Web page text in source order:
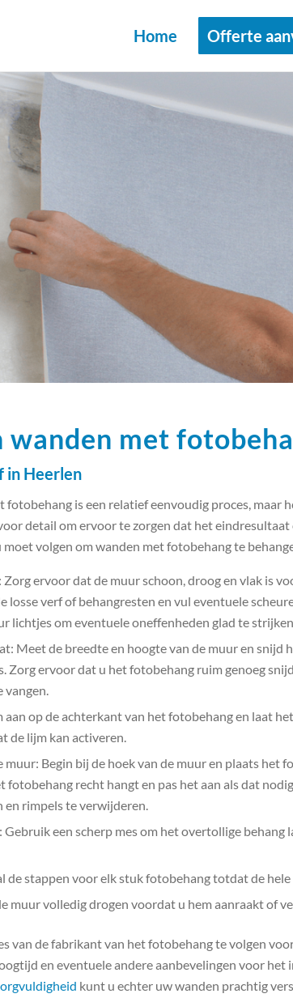
Home Offerte
wanden met
in Heerlen
fotobehang is een relatief eenvoudig proces, maar
detail om ervoor te zorgen dat het eindresultaat
volgen om wanden met fotobehang te
ervoor dat de muur schoon, droog en vlak is
losse verf of behangresten en vul eventuele
lichtjes om eventuele oneffenheden glad te
Meet de breedte en hoogte van de muur en snijd
Zorg ervoor dat u het fotobehang ruim genoeg
vangen.
aan op de achterkant van het fotobehang en laat
de lijm kan activeren.
Begin bij de hoek van de muur en plaats het
fotobehang recht hangt en pas het aan als dat
rimpels te verwijderen.
een scherp mes om het overtollige behang
de stappen voor elk stuk fotobehang totdat de
muur volledig drogen voordat u hem aanraakt of
van de fabrikant van het fotobehang te volgen
en eventuele andere aanbevelingen voor het
kunt u echter uw wanden prachtig